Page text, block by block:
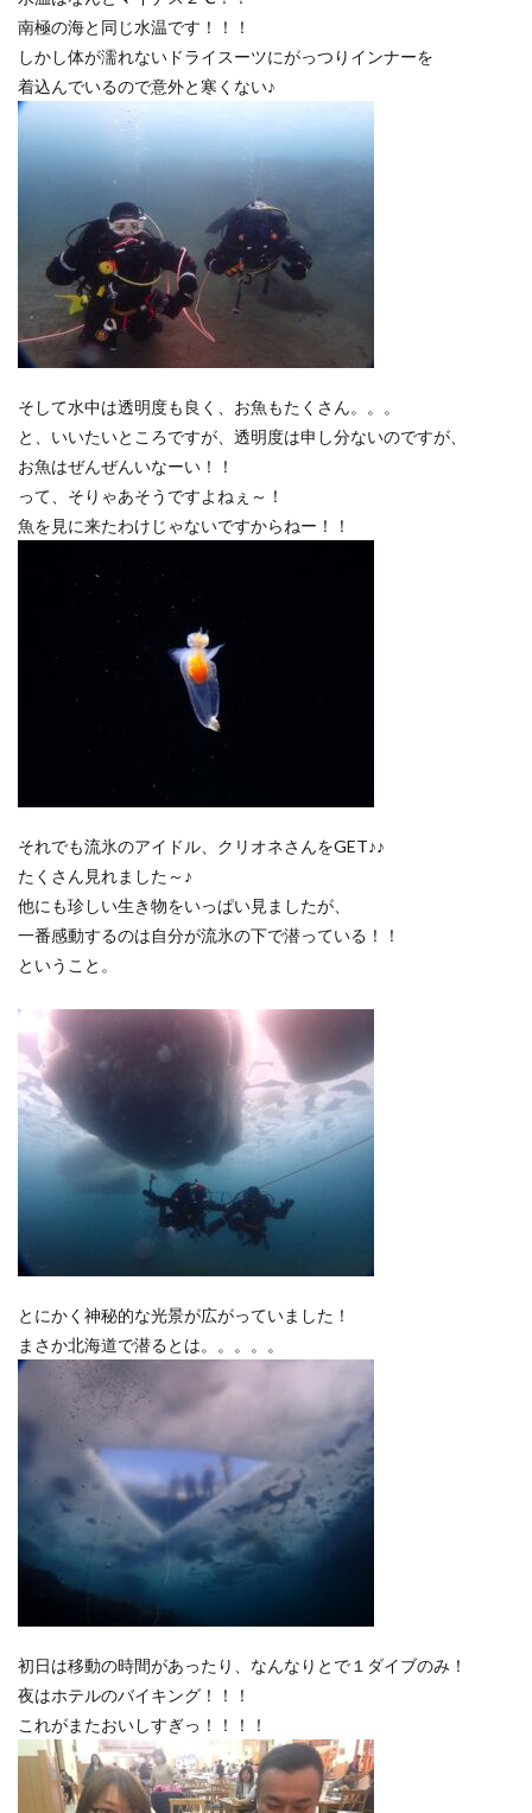
南極の海と同じ水温です！！！
しかし体が濡れないドライスーツにがっつりインナーを
着込んでいるので意外と寒くない♪
そして水中は透明度も良く、お魚もたくさん。。。
と、いいたいところですが、透明度は申し分ないのですが、
お魚はぜんぜんいなーい！！
って、そりゃあそうですよねぇ～！
魚を見に来たわけじゃないですからねー！！
それでも流氷のアイドル、クリオネさんをGET♪♪
たくさん見れました～♪
他にも珍しい生き物をいっぱい見ましたが、
一番感動するのは自分が流氷の下で潜っている！！
ということ。
とにかく神秘的な光景が広がっていました！
まさか北海道で潜るとは。。。。。
初日は移動の時間があったり、なんなりとで１ダイブのみ！
夜はホテルのバイキング！！！
これがまたおいしすぎっ！！！！